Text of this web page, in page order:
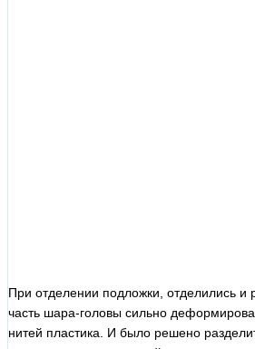
При отделении подложки, отделились и
часть шара-головы сильно
нитей пластика. И было решено